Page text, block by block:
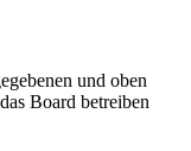
und oben
Board betreiben